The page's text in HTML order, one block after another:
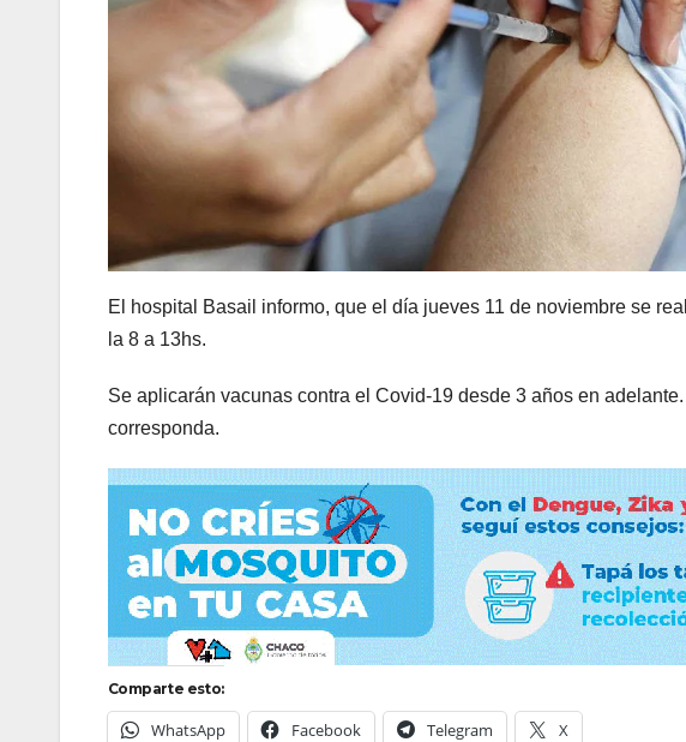
El hospital Basail informo, que el día jueves 11 de noviembre se
la 8 a 13hs.
Se aplicarán vacunas contra el Covid-19 desde 3 años en
corresponda.
Comparte esto:
WhatsApp Facebook Telegram X